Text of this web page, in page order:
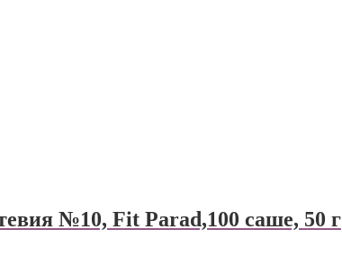
№10, Fit Parad,100 саше, 50 г